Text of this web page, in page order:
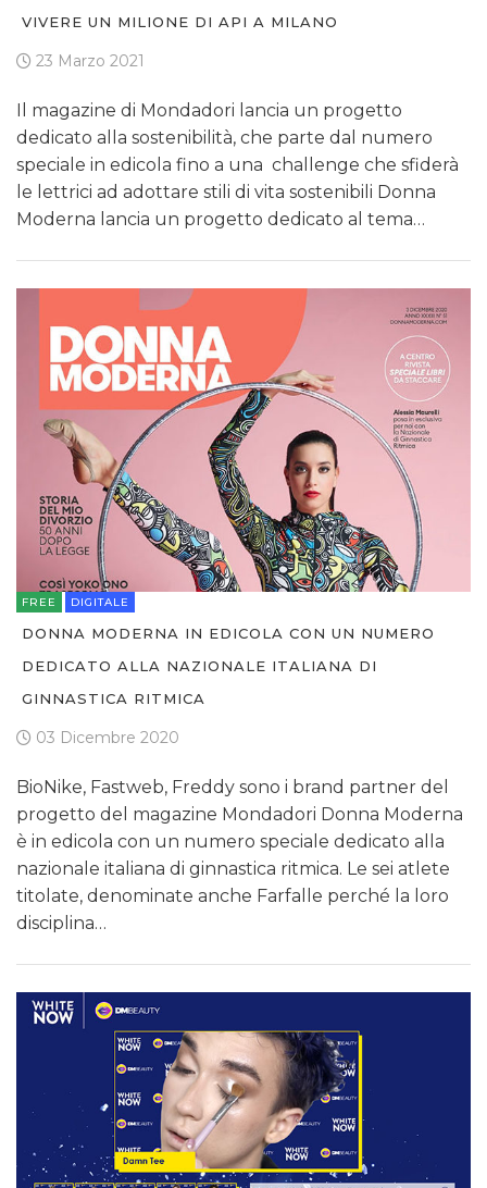
VIVERE UN MILIONE DI API A MILANO
23 Marzo 2021
Il magazine di Mondadori lancia un progetto
dedicato alla sostenibilità, che parte dal numero
speciale in edicola fino a una challenge che sfiderà
le lettrici ad adottare stili di vita sostenibili Donna
Moderna lancia un progetto dedicato al tema…
FREE DIGITALE
DONNA MODERNA IN EDICOLA CON UN NUMERO
DEDICATO ALLA NAZIONALE ITALIANA DI
GINNASTICA RITMICA
03 Dicembre 2020
BioNike, Fastweb, Freddy sono i brand partner del
progetto del magazine Mondadori Donna Moderna
è in edicola con un numero speciale dedicato alla
nazionale italiana di ginnastica ritmica. Le sei atlete
titolate, denominate anche Farfalle perché la loro
disciplina…